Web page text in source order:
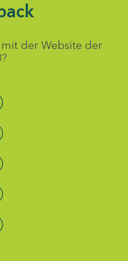
der Website der
auswählen